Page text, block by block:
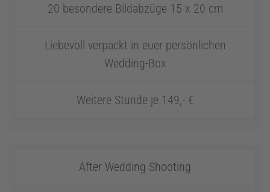
20 besondere Bildabzüge 15 x 20 cm
Liebevoll verpackt in euer persönlichen
Wedding-Box
Weitere Stunde je 149,- €
After Wedding Shooting